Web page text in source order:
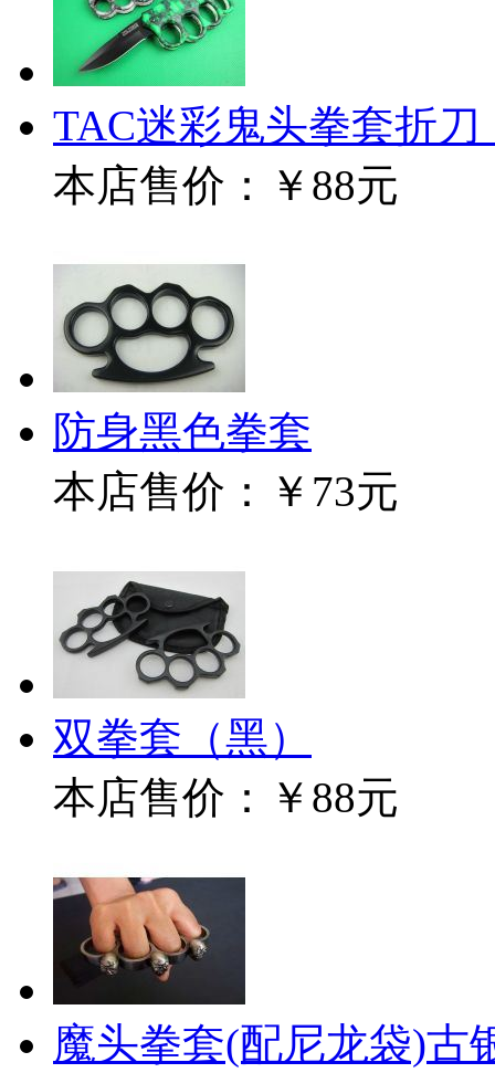
TAC迷彩鬼头拳套折刀
本店售价：
￥88元
防身黑色拳套
本店售价：
￥73元
双拳套（黑）
本店售价：
￥88元
魔头拳套(配尼龙袋)古